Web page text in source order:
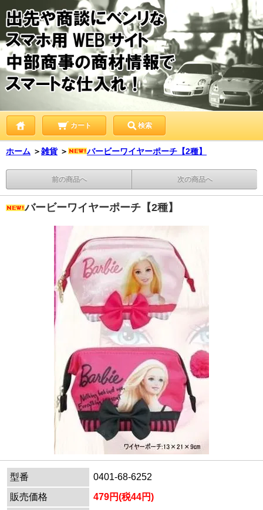
カート 検索
ホーム ＞雑貨 ＞ バービーワイヤーポーチ【2種】
前の商品へ 次の商品へ
バービーワイヤーポーチ【2種】
型番
0401-68-6252
販売価格
479円(税44円)